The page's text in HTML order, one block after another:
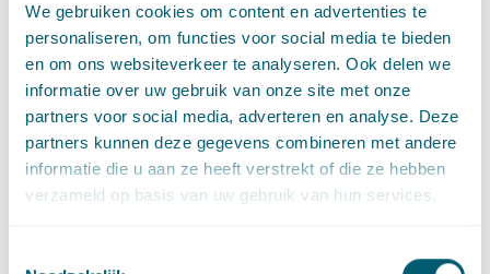
We gebruiken cookies om content en advertenties te
personaliseren, om functies voor social media te bieden
en om ons websiteverkeer te analyseren. Ook delen we
informatie over uw gebruik van onze site met onze
partners voor social media, adverteren en analyse. Deze
partners kunnen deze gegevens combineren met andere
informatie die u aan ze heeft verstrekt of die ze hebben
verzameld op basis van uw gebruik van hun services.
Het gaat in deze zaak om een drietal beroepen van één eiseres
tegen de weigering of de verlening van een wijziging van de
vergunning op grond van de Wet beheer
rijkswaterstaatswerken ten behoeve van het plaatsen van extra
elektrische laadpalen op verschillende verzorgingsplaatsen.
Eiseres heeft geen zienswijze ingediend. Voor de vraag of zij
toch als ontvankelijk in haar beroep moet worden aangemerkt
is het dus relevant of het besluit onder de reikwijdte van het